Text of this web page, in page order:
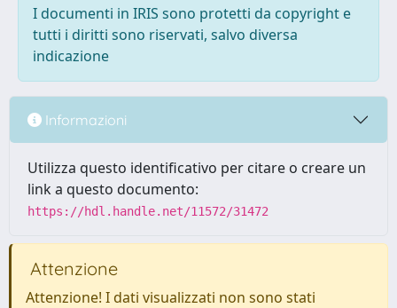
I documenti in IRIS sono protetti da copyright e
tutti i diritti sono riservati, salvo diversa
indicazione
Informazioni
Utilizza questo identificativo per citare o creare un
link a questo documento:
https://hdl.handle.net/11572/31472
Attenzione
Attenzione! I dati visualizzati non sono stati